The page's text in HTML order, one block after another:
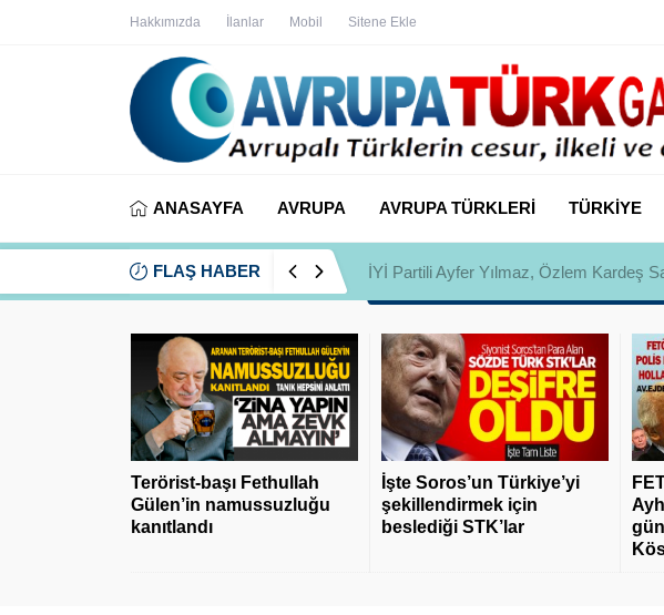
Hakkımızda İlanlar Mobil Sitene Ekle
ANASAYFA AVRUPA AVRUPA TÜRKLERİ TÜRKİYE
FLAŞ HABER İYİ Partili Ayfer Yılmaz, Özlem Kardeş
Terörist-başı Fethullah
Gülen’in namussuzluğu
kanıtlandı
İşte Soros’un Türkiye’yi
şekillendirmek için
beslediği STK’lar